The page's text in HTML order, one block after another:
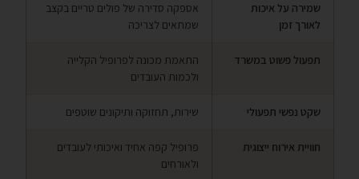
שמירה על איכות
לאורך זמן
אספקה סדירה של פולים טריים בקצב
שמתאים לצריכה
תפעול פשוט במשרד
התאמת מכונה לפרופיל הקלייה
ולכמות העובדים
שקט נפשי תפעולי שירות, תחזוקה ותיקונים שוטפים
חוויית אירוח ייצוגית
פרופיל קפה אחיד ואיכותי לעובדים
ולאורחים